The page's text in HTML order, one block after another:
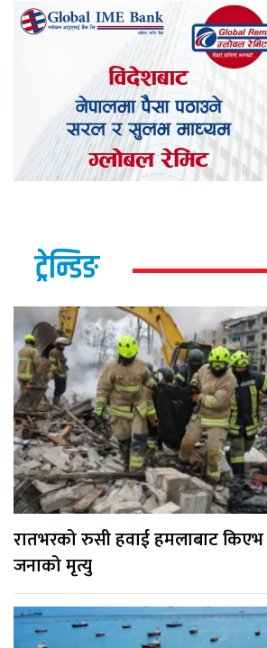
ट्रेन्डिङ
रातभरको रुसी हवाई हमलाबाट किएभ
जनाको मृत्यु